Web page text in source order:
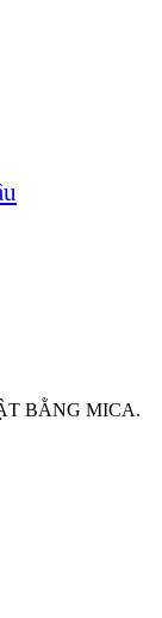
BẰNG MICA.